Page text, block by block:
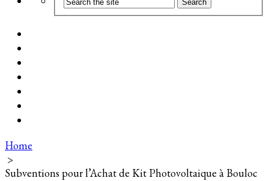
Home
>
Subventions pour l’Achat de Kit Photovoltaique à Bouloc